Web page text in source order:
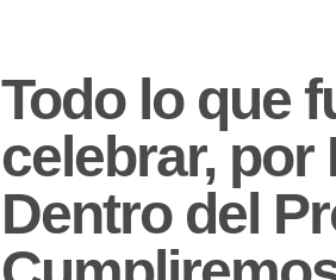
Todo lo que
celebrar, por
Dentro del